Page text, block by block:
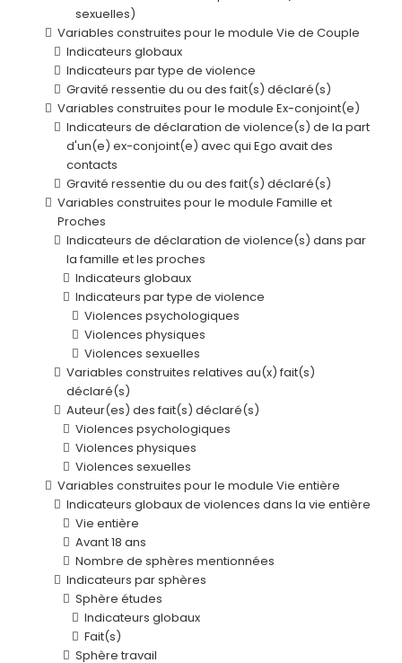
sexuelles)
Variables construites pour le module Vie de Couple
Indicateurs globaux
Indicateurs par type de violence
Gravité ressentie du ou des fait(s) déclaré(s)
Variables construites pour le module Ex-conjoint(e)
Indicateurs de déclaration de violence(s) de la part
d'un(e) ex-conjoint(e) avec qui Ego avait des
contacts
Gravité ressentie du ou des fait(s) déclaré(s)
Variables construites pour le module Famille et
Proches
Indicateurs de déclaration de violence(s) dans par
la famille et les proches
Indicateurs globaux
Indicateurs par type de violence
Violences psychologiques
Violences physiques
Violences sexuelles
Variables construites relatives au(x) fait(s)
déclaré(s)
Auteur(es) des fait(s) déclaré(s)
Violences psychologiques
Violences physiques
Violences sexuelles
Variables construites pour le module Vie entière
Indicateurs globaux de violences dans la vie entière
Vie entière
Avant 18 ans
Nombre de sphères mentionnées
Indicateurs par sphères
Sphère études
Indicateurs globaux
Fait(s)
Sphère travail